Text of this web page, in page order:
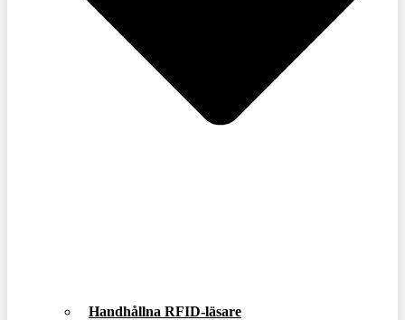
Handhållna RFID-läsare